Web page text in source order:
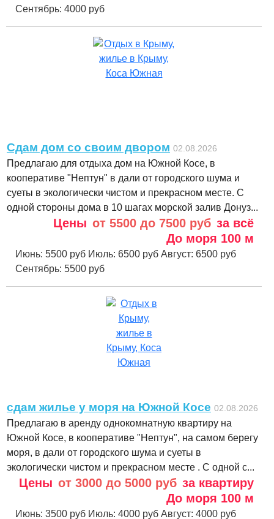
Сентябрь: 4000 руб
Сдам дом со своим двором 02.08.2026
Предлагаю для отдыха дом на Южной Косе, в
кооперативе "Нептун" в дали от городского шума и
суеты в экологически чистом и прекрасном месте. С
одной стороны дома в 10 шагах морской залив Донуз...
Цены от 5500 до 7500 руб за всё
До моря 100 м
Июнь: 5500 руб Июль: 6500 руб Август: 6500 руб
Сентябрь: 5500 руб
сдам жилье у моря на Южной Косе 02.08.2026
Предлагаю в аренду однокомнатную квартиру на
Южной Косе, в кооперативе "Нептун", на самом берегу
моря, в дали от городского шума и суеты в
экологически чистом и прекрасном месте . С одной с...
Цены от 3000 до 5000 руб за квартиру
До моря 100 м
Июнь: 3500 руб Июль: 4000 руб Август: 4000 руб